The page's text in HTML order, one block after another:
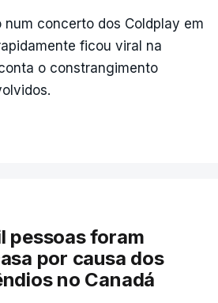
concerto dos Coldplay em
ficou viral na
o constrangimento
pessoas foram
por causa dos
no Canadá